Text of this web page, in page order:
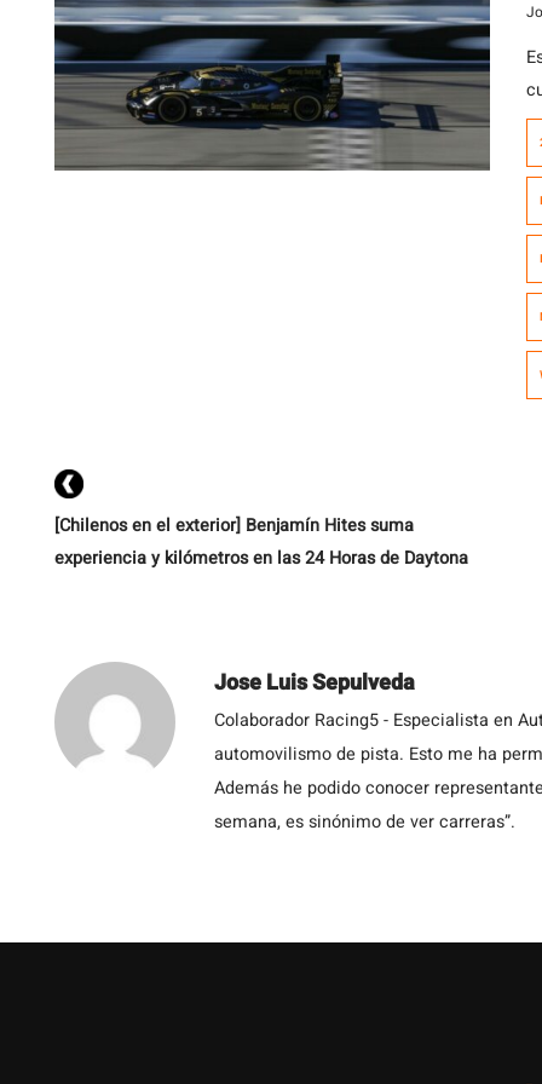
[Chilenos en el exterior] Benjamín Hites suma
experiencia y kilómetros en las 24 Horas de Daytona
Jose Luis Sepulveda
Colaborador Racing5 - Especialista en
automovilismo de pista. Esto me ha
Además he podido conocer
semana, es sinónimo de ver carreras”.